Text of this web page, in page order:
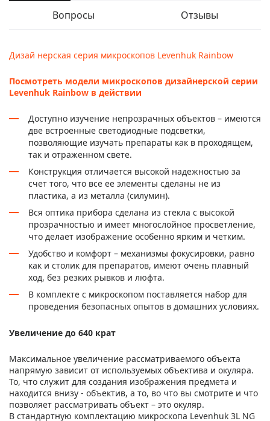
Вопросы Отзывы
Дизай нерская серия микроскопов Levenhuk Rainbow
Посмотреть модели микроскопов дизайнерской серии
Levenhuk Rainbow в действии
Доступно изучение непрозрачных объектов – имеются
две встроенные светодиодные подсветки,
позволяющие изучать препараты как в проходящем,
так и отраженном свете.
Конструкция отличается высокой надежностью за
счет того, что все ее элементы сделаны не из
пластика, а из металла (силумин).
Вся оптика прибора сделана из стекла с высокой
прозрачностью и имеет многослойное просветление,
что делает изображение особенно ярким и четким.
Удобство и комфорт – механизмы фокусировки, равно
как и столик для препаратов, имеют очень плавный
ход, без резких рывков и люфта.
В комплекте с микроскопом поставляется набор для
проведения безопасных опытов в домашних условиях.
Увеличение до 640 крат
Максимальное увеличение рассматриваемого объекта
напрямую зависит от используемых объектива и окуляра.
То, что служит для создания изображения предмета и
находится внизу - объектив, а то, во что вы смотрите и что
позволяет рассматривать объект – это окуляр.
В стандартную комплектацию микроскопа Levenhuk 3L NG